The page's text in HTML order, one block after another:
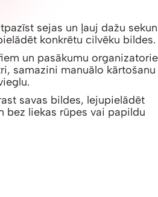
sejas un ļauj dažu
konkrētu cilvēku bildes.
un pasākumu
samazini manuālo kārtošanu
savas bildes, lejupielādēt
bez liekas rūpes vai papildu